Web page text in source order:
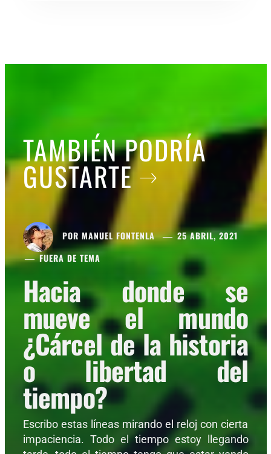
TAMBIÉN PODRÍA
GUSTARTE
POR MANUEL FONTENLA
25 ABRIL, 2021
FUERA DE TEMA
Hacia donde se
mueve el mundo
¿Cárcel de la historia
o libertad del
tiempo?
Escribo estas líneas mirando el reloj con cierta
impaciencia. Todo el tiempo estoy llegando